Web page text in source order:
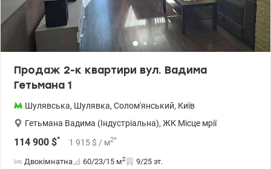
Продаж 2-к квартири вул. Вадима
Гетьмана 1
Шулявська, Шулявка, Солом'янський, Київ
Гетьмана Вадима (Індустріальна), ЖК Місце мрії
114 900 $* 1 915 $ / м2*
Двокімнатна 60/23/15 м2 9/25 эт.